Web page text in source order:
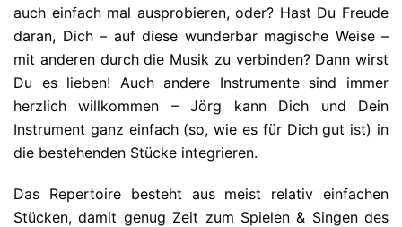
auch einfach mal ausprobieren, oder? Hast Du Freude
daran, Dich – auf diese wunderbar magische Weise –
mit anderen durch die Musik zu verbinden? Dann wirst
Du es lieben! Auch andere Instrumente sind immer
herzlich willkommen – Jörg kann Dich und Dein
Instrument ganz einfach (so, wie es für Dich gut ist) in
die bestehenden Stücke integrieren.
Das Repertoire besteht aus meist relativ einfachen
Stücken, damit genug Zeit zum Spielen & Singen des